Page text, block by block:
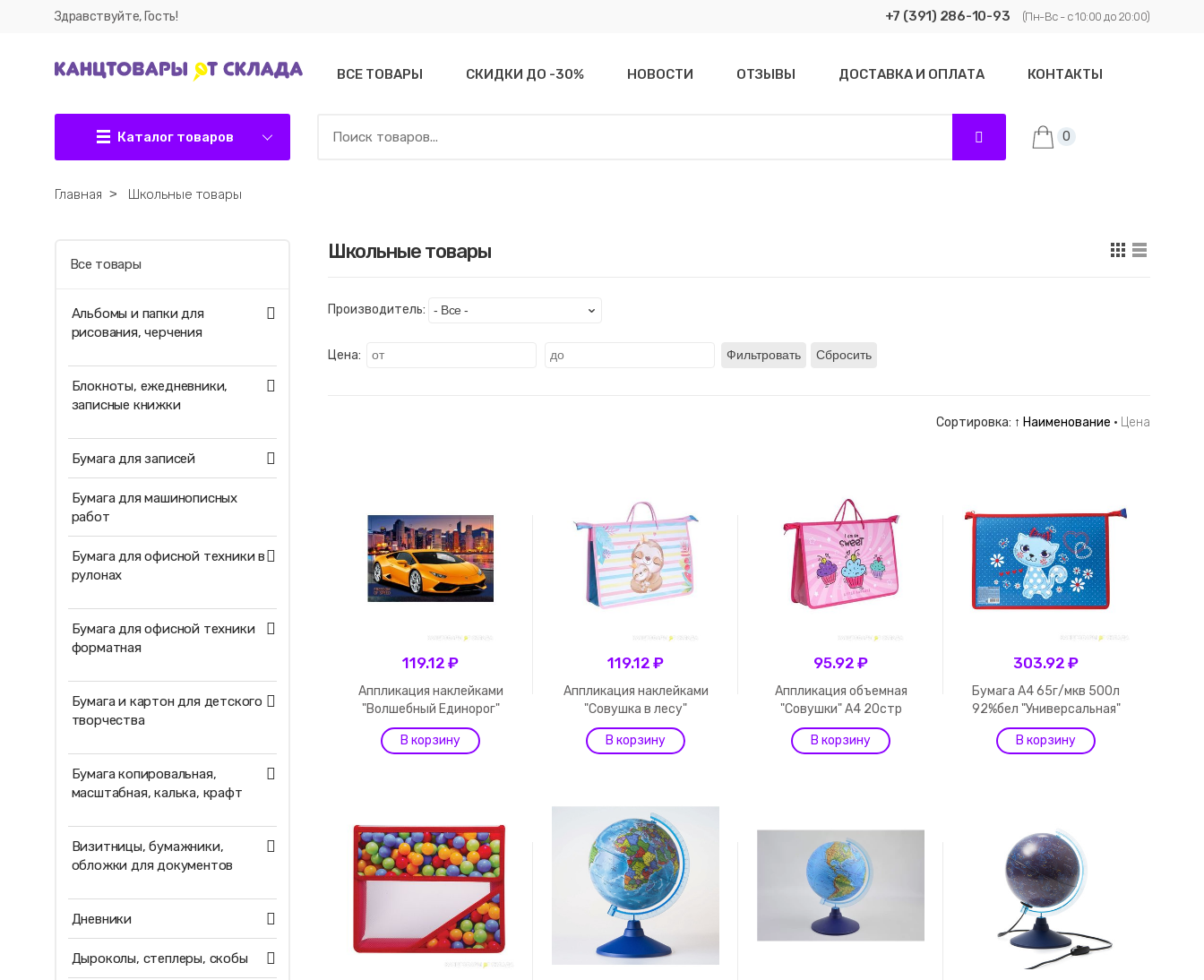
Здравствуйте, Гость! +7 (391) 286-10-93 (Пн-Вс - с 10:00 до 20:00)
Каталог товаров
ВСЕ ТОВАРЫ СКИДКИ ДО -30% НОВОСТИ ОТЗЫВЫ ДОСТАВКА И ОПЛАТА КОНТАКТЫ
0
Главная ˃ Школьные товары
Школьные товары
Производитель:
Цена: Фильтровать Сбросить
Сортировка: ↑ Наименование · Цена
119.12 ₽
Аппликация наклейками
"Волшебный Единорог"
119.12 ₽
Аппликация наклейками
"Совушка в лесу"
95.92 ₽
Аппликация объемная
"Совушки" А4 20стр
303.92 ₽
Бумага А4 65г/мкв 500л
92%бел "Универсальная"
Все товары
Альбомы и папки для
рисования, черчения
Блокноты, ежедневники,
записные книжки
Бумага для записей
Бумага для машинописных
работ
Бумага для офисной техники в
рулонах
Бумага для офисной техники
форматная
Бумага и картон для детского
творчества
Бумага копировальная,
масштабная, калька, крафт
Визитницы, бумажники,
обложки для документов
Дневники
Дыроколы, степлеры, скобы